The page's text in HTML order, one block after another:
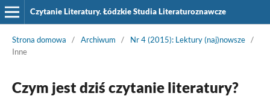
Czytanie Literatury. Łódzkie Studia Literaturoznawcze
Strona domowa / Archiwum / Nr 4 (2015): Lektury (naj)nowsze /
Inne
Czym jest dziś czytanie literatury?